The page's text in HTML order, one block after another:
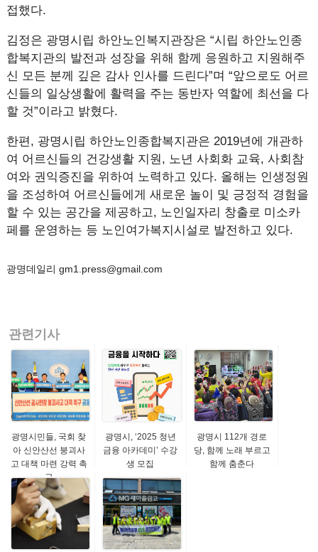
접했다.
김정은 광명시립 하안노인복지관장은 “시립 하안노인종
합복지관의 발전과 성장을 위해 함께 응원하고 지원해주
신 모든 분께 깊은 감사 인사를 드린다”며 “앞으로도 어르
신들의 일상생활에 활력을 주는 동반자 역할에 최선을 다
할 것”이라고 밝혔다.
한편, 광명시립 하안노인종합복지관은 2019년에 개관하
여 어르신들의 건강생활 지원, 노년 사회화 교육, 사회참
여와 권익증진을 위하여 노력하고 있다. 올해는 인생정원
을 조성하여 어르신들에게 새로운 놀이 및 긍정적 경험을
할 수 있는 공간을 제공하고, 노인일자리 창출로 미소카
페를 운영하는 등 노인여가복지시설로 발전하고 있다.
광명데일리 gm1.press@gmail.com
관련기사
광명시민들, 국회 찾
아 신안산선 붕괴사
고 대책 마련 강력 촉
구
광명시, ‘2025 청년
금융 아카데미’ 수강
생 모집
광명시 112개 경로
당, 함께 노래 부르고
함께 춤춘다